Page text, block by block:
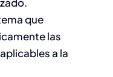
que
las
a la